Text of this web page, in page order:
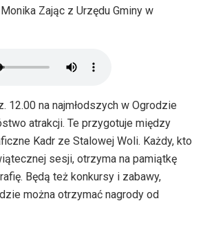
Zając z Urzędu Gminy w
12.00 na najmłodszych w Ogrodzie
atrakcji. Te przygotuje między
Kadr ze Stalowej Woli. Każdy, kto
sesji, otrzyma na pamiątkę
Będą też konkursy i zabawy,
można otrzymać nagrody od